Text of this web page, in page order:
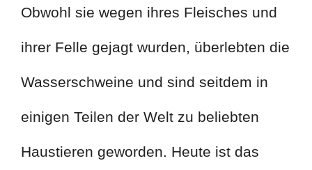
Obwohl sie wegen ihres Fleisches und
ihrer Felle gejagt wurden, überlebten die
Wasserschweine und sind seitdem in
einigen Teilen der Welt zu beliebten
Haustieren geworden. Heute ist das